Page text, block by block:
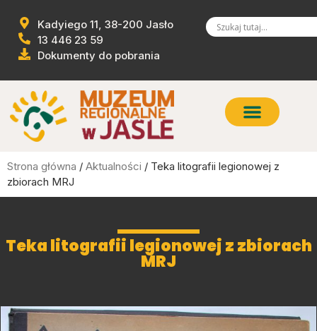
Kadyiego 11, 38-200 Jasło
13 446 23 59
Dokumenty do pobrania
Strona główna / Aktualności / Teka litografii legionowej z
zbiorach MRJ
Teka litografii legionowej z zbiorach
MRJ